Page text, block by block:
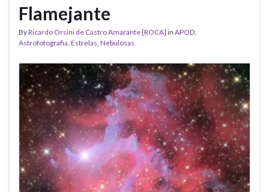
Flamejante
ByRicardo Orsini de Castro Amarante [ROCA] in APOD,
Astrofotografia, Estrelas, Nebulosas